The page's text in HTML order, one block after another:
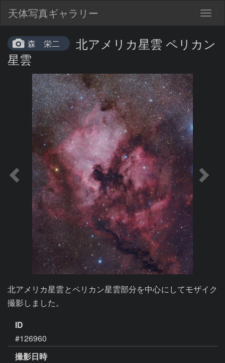
天体写真ギャラリー
森 栄二
北アメリカ星雲 ペリカン
星雲
北アメリカ星雲とペリカン星雲部分を中心にしてモザイク
撮影しました。
ID
#126960
撮影日時